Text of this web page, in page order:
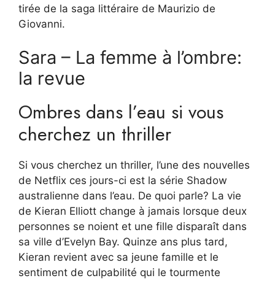
tirée de la saga littéraire de Maurizio de
Giovanni.
Sara – La femme à l’ombre:
la revue
Ombres dans l’eau si vous
cherchez un thriller
Si vous cherchez un thriller, l’une des nouvelles
de Netflix ces jours-ci est la série Shadow
australienne dans l’eau. De quoi parle? La vie
de Kieran Elliott change à jamais lorsque deux
personnes se noient et une fille disparaît dans
sa ville d’Evelyn Bay. Quinze ans plus tard,
Kieran revient avec sa jeune famille et le
sentiment de culpabilité qui le tourmente